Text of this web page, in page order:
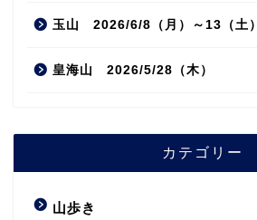
玉山 2026/6/8（月）～13（土）
皇海山 2026/5/28（木）
カテゴリー
山歩き